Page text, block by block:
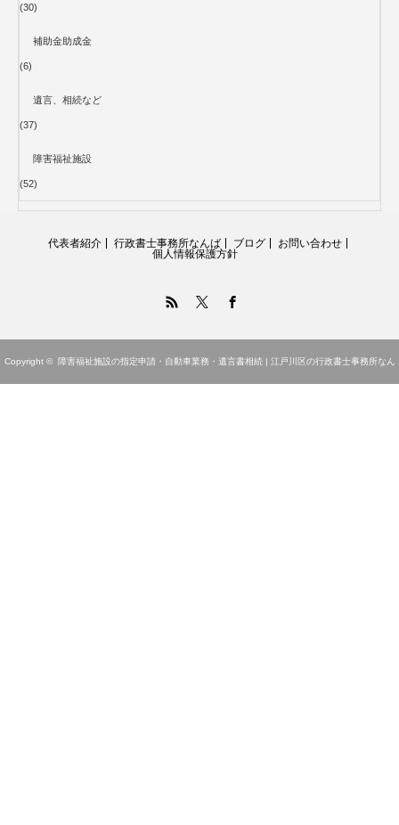
(30)
補助金助成金
(6)
遺言、相続など
(37)
障害福祉施設
(52)
代表者紹介 行政書士事務所なんば ブログ
お問い合わせ
個人情報保護方針
Facebook
Copyright © 障害福祉施設の指定申請・自動車業務・遺言書相続 | 江戸川区の行政書士事務所なん